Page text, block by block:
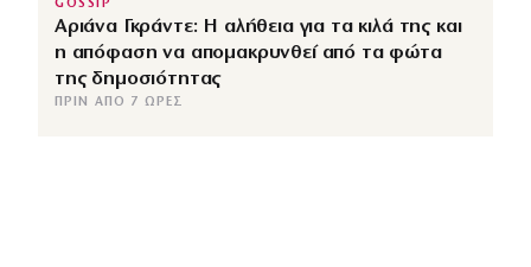
GOSSIP
Αριάνα Γκράντε: Η αλήθεια για τα κιλά της και
η απόφαση να απομακρυνθεί από τα φώτα
της δημοσιότητας
ΠΡΙΝ ΑΠΌ 7 ΏΡΕΣ